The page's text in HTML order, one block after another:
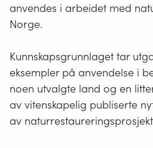
anvendes i arbeidet med
Norge.
Kunnskapsgrunnlaget tar
eksempler på anvendelse i
noen utvalgte land og en
av vitenskapelig publiserte
av